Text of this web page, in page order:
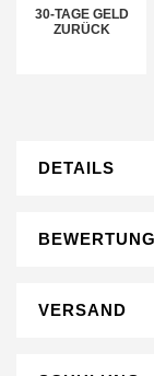
30-TAGE GELD
ZURÜCK
DETAILS
VERSAND